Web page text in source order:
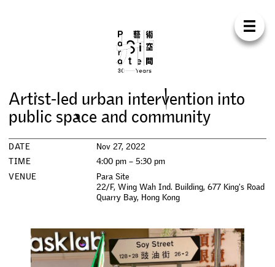
Para
UT SUP
EX H IB ITION S
PROGRAMMES
ON
RE SID ENCY
PUBLICATIONS
Artist-led urban intervention into
public space and community
DATE
Nov 27, 2022
TIME
4:00 pm – 5:30 pm
VENUE
Para Site
22/F, Wing Wah Ind. Building, 677 King's Road
Quarry Bay, Hong Kong